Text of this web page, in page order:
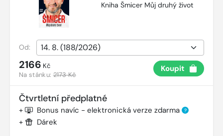
Kniha Šmicer Můj druhý život
Od:
2166 Kč
Na stánku:2173 Kč
Koupit
Čtvrtletní předplatné
+ Bonus navíc - elektronická verze zdarma ?
+ Dárek